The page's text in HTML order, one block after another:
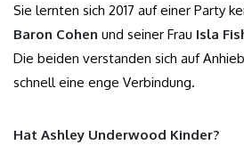
Sie lernten sich 2017 auf einer Party
Baron Cohen und seiner Frau Isla
Die beiden verstanden sich auf
schnell eine enge Verbindung.
Hat Ashley Underwood Kinder?